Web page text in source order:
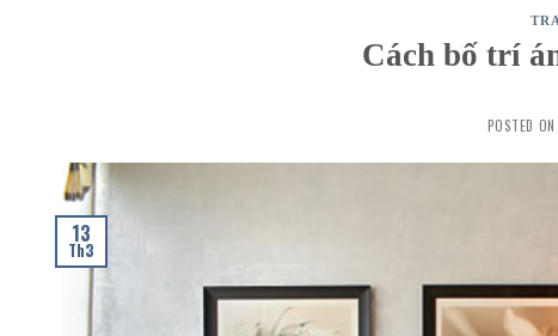
Cách bố trí
POSTED
13
Th3